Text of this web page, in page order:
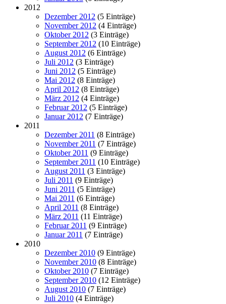
2012
Dezember 2012 (5 Einträge)
November 2012 (4 Einträge)
Oktober 2012 (3 Einträge)
September 2012 (10 Einträge)
August 2012 (6 Einträge)
Juli 2012 (3 Einträge)
Juni 2012 (5 Einträge)
Mai 2012 (8 Einträge)
April 2012 (8 Einträge)
März 2012 (4 Einträge)
Februar 2012 (5 Einträge)
Januar 2012 (7 Einträge)
2011
Dezember 2011 (8 Einträge)
November 2011 (7 Einträge)
Oktober 2011 (9 Einträge)
September 2011 (10 Einträge)
August 2011 (3 Einträge)
Juli 2011 (9 Einträge)
Juni 2011 (5 Einträge)
Mai 2011 (6 Einträge)
April 2011 (8 Einträge)
März 2011 (11 Einträge)
Februar 2011 (9 Einträge)
Januar 2011 (7 Einträge)
2010
Dezember 2010 (9 Einträge)
November 2010 (8 Einträge)
Oktober 2010 (7 Einträge)
September 2010 (12 Einträge)
August 2010 (7 Einträge)
Juli 2010 (4 Einträge)